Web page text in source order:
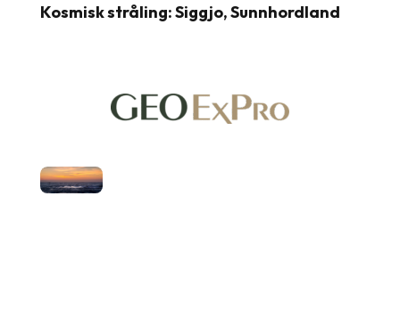
Kosmisk stråling: Siggjo, Sunnhordland